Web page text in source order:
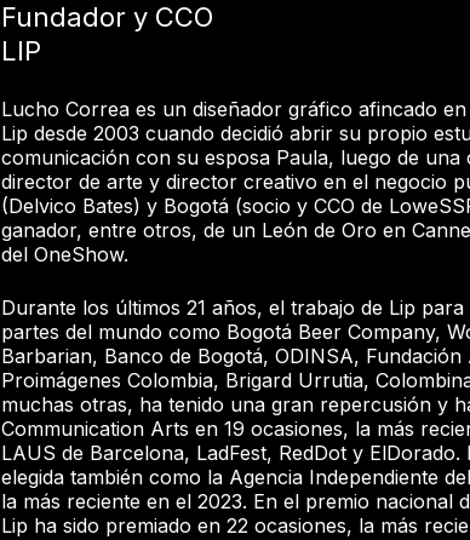
Fundador y CCO
LIP
Lucho Correa es un diseñador gráfico afincado
Lip desde 2003 cuando decidió abrir su propio
comunicación con su esposa Paula, luego de
director de arte y director creativo en el negocio
(Delvico Bates) y Bogotá (socio y CCO de
ganador, entre otros, de un León de Oro en
del OneShow.
Durante los últimos 21 años, el trabajo de Lip
partes del mundo como Bogotá Beer Company,
Barbarian, Banco de Bogotá, ODINSA,
Proimágenes Colombia, Brigard Urrutia,
muchas otras, ha tenido una gran repercusión y
Communication Arts en 19 ocasiones, la más
LAUS de Barcelona, LadFest, RedDot y ElDorado.
elegida también como la Agencia Independiente
la más reciente en el 2023. En el premio nacional
Lip ha sido premiado en 22 ocasiones, la más